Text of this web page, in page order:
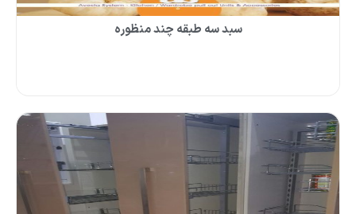
سبد سه طبقه چند منظوره